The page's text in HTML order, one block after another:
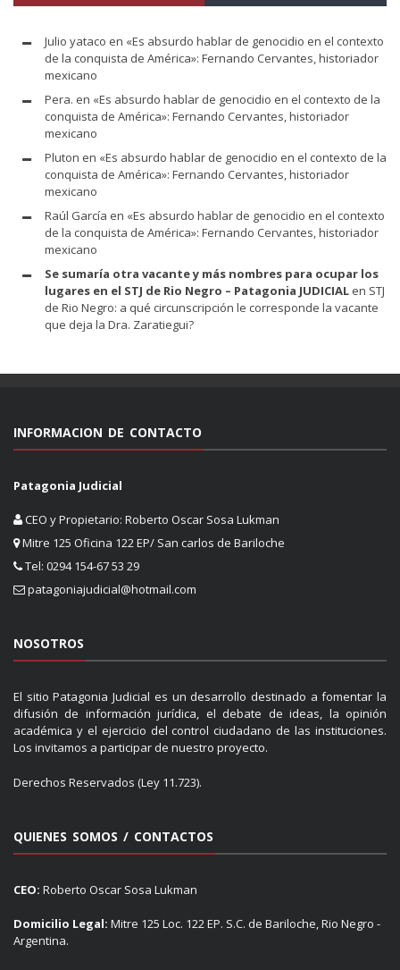
Julio yataco en «Es absurdo hablar de genocidio en el contexto
de la conquista de América»: Fernando Cervantes, historiador
mexicano
Pera. en «Es absurdo hablar de genocidio en el contexto de la
conquista de América»: Fernando Cervantes, historiador
mexicano
Pluton en «Es absurdo hablar de genocidio en el contexto de la
conquista de América»: Fernando Cervantes, historiador
mexicano
Raúl García en «Es absurdo hablar de genocidio en el contexto
de la conquista de América»: Fernando Cervantes, historiador
mexicano
Se sumaría otra vacante y más nombres para ocupar los
lugares en el STJ de Rio Negro – Patagonia JUDICIAL en STJ
de Rio Negro: a qué circunscripción le corresponde la vacante
que deja la Dra. Zaratiegui?
INFORMACION DE CONTACTO
Patagonia Judicial
CEO y Propietario: Roberto Oscar Sosa Lukman
Mitre 125 Oficina 122 EP/ San carlos de Bariloche
Tel: 0294 154-67 53 29
patagoniajudicial@hotmail.com
NOSOTROS
El sitio Patagonia Judicial es un desarrollo destinado a fomentar la
difusión de información jurídica, el debate de ideas, la opinión
académica y el ejercicio del control ciudadano de las instituciones.
Los invitamos a participar de nuestro proyecto.
Derechos Reservados (Ley 11.723).
QUIENES SOMOS / CONTACTOS
CEO: Roberto Oscar Sosa Lukman
Domicilio Legal: Mitre 125 Loc. 122 EP. S.C. de Bariloche, Rio Negro -
Argentina.